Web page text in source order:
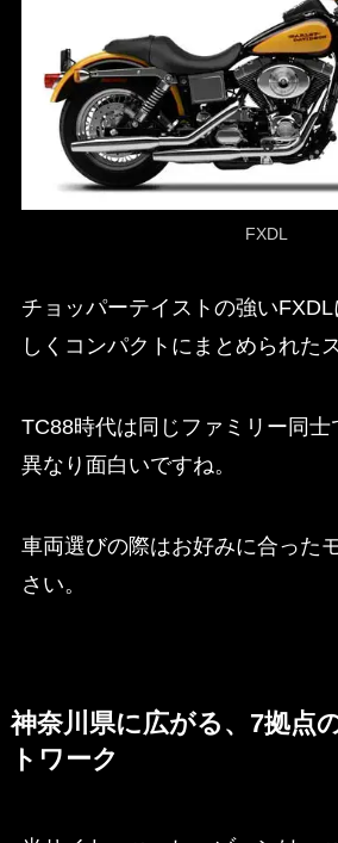
FXDL
チョッパーテイストの強い
しくコンパクトにまとめられた
TC88時代は同じファミリー同
異なり面白いですね。
車両選びの際はお好みに合った
さい。
神奈川県に広がる、7拠点
トワーク